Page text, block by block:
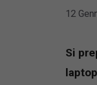
12
Si